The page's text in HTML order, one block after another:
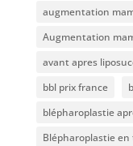
augmentation
Augmentation
avant apres
bbl prix france
blépharoplastie
Blépharoplastie